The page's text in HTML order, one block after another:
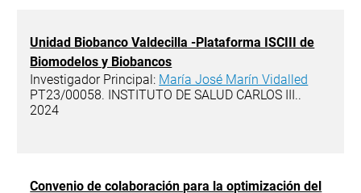
Unidad Biobanco Valdecilla -Plataforma ISCIII de
Biomodelos y Biobancos
Investigador Principal: María José Marín Vidalled
PT23/00058. INSTITUTO DE SALUD CARLOS III..
2024
Convenio de colaboración para la optimización del